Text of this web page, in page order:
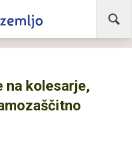
na kolesarje,